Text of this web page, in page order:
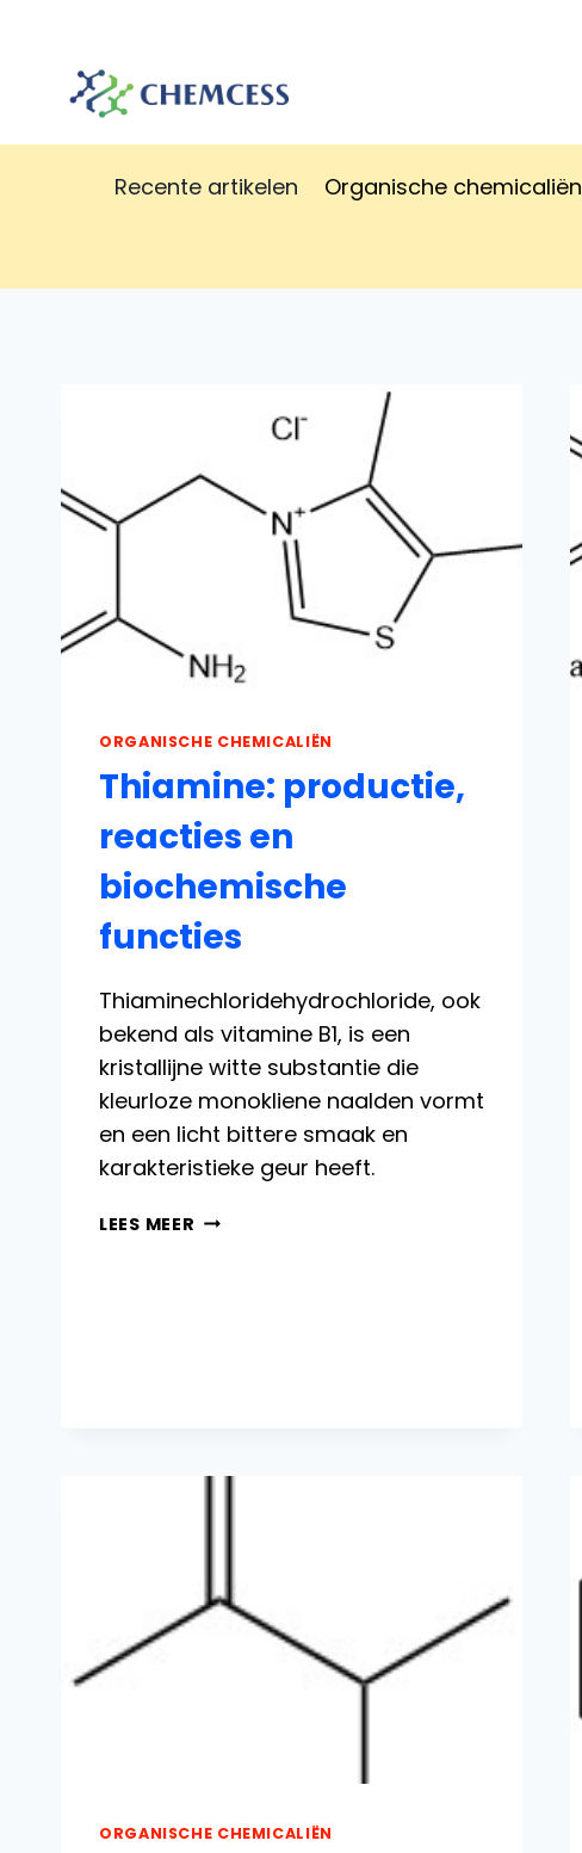
Recente artikelen Organische chemicaliën
ORGANISCHE CHEMICALIËN
Thiamine: productie,
reacties en
biochemische
functies
Thiaminechloridehydrochloride, ook
bekend als vitamine B1, is een
kristallijne witte substantie die
kleurloze monokliene naalden vormt
en een licht bittere smaak en
karakteristieke geur heeft.
LEES MEER THIAMINE:
ORGANISCHE CHEMICALIËN